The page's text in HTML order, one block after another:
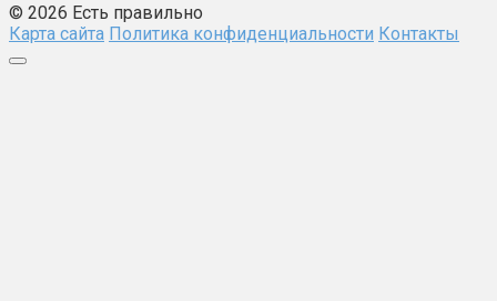
© 2026 Есть правильно
Карта сайта Политика конфиденциальности Контакты